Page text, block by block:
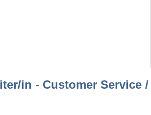
in - Customer Service /